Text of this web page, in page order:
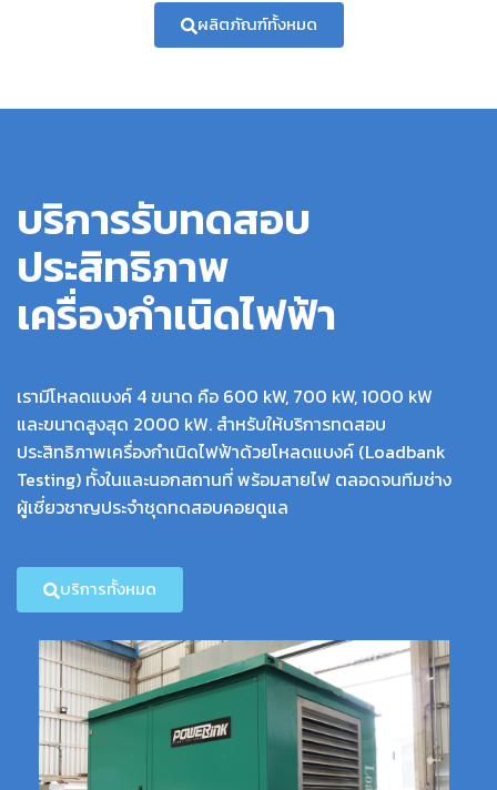
ผลิตภัณฑ์ทั้งหมด
บริการรับทดสอบ
ประสิทธิภาพ
เครื่องกำเนิดไฟฟ้า
เรามีโหลดแบงค์ 4 ขนาด คือ 600 kW, 700 kW, 1000 kW
และขนาดสูงสุด 2000 kW. สำหรับให้บริการทดสอบ
ประสิทธิภาพเครื่องกำเนิดไฟฟ้าด้วยโหลดแบงค์ (Loadbank
Testing) ทั้งในและนอกสถานที่ พร้อมสายไฟ ตลอดจนทีมช่าง
ผู้เชี่ยวชาญประจำชุดทดสอบคอยดูแล
บริการทั้งหมด